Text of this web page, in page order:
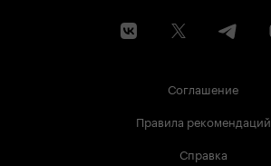
Соглашение
Правила рекомендаций
Справка